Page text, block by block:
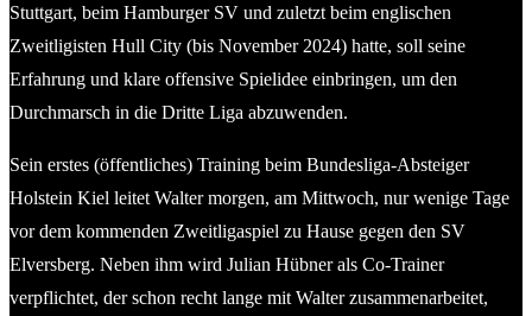
Stuttgart, beim Hamburger SV und zuletzt beim englischen
Zweitligisten Hull City (bis November 2024) hatte, soll seine
Erfahrung und klare offensive Spielidee einbringen, um den
Durchmarsch in die Dritte Liga abzuwenden.
Sein erstes (öffentliches) Training beim Bundesliga-Absteiger
Holstein Kiel leitet Walter morgen, am Mittwoch, nur wenige Tage
vor dem kommenden Zweitligaspiel zu Hause gegen den SV
Elversberg. Neben ihm wird Julian Hübner als Co-Trainer
verpflichtet, der schon recht lange mit Walter zusammenarbeitet,